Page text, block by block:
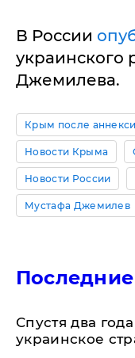
В России
украинского
Джемилева.
Крым после
Новости Крыма
Новости России
Мустафа Джемилев
Спустя два
украинское